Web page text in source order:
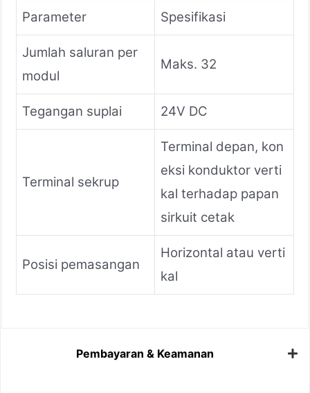
Parameter Spesifikasi
Jumlah saluran per
modul
Maks. 32
Tegangan suplai 24V DC
Terminal sekrup
Terminal depan, kon
eksi konduktor verti
kal terhadap papan
sirkuit cetak
Posisi pemasangan
Horizontal atau verti
kal
Pembayaran & Keamanan